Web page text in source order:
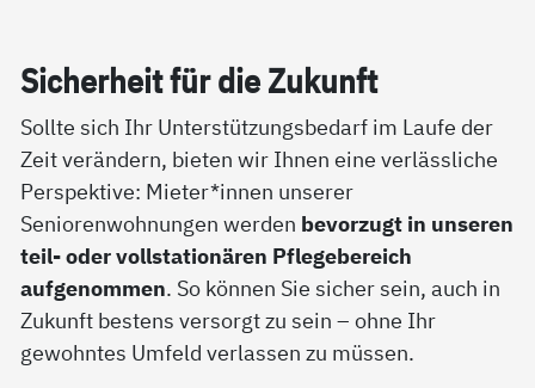
Si­cher­heit für die Zu­kunft
Sollte sich Ihr Unterstützungsbedarf im Laufe der
Zeit verändern, bieten wir Ihnen eine verlässliche
Perspektive: Mieter*innen unserer
Seniorenwohnungen werden bevorzugt in unseren
teil- oder vollstationären Pflegebereich
aufgenommen. So können Sie sicher sein, auch in
Zukunft bestens versorgt zu sein – ohne Ihr
gewohntes Umfeld verlassen zu müssen.